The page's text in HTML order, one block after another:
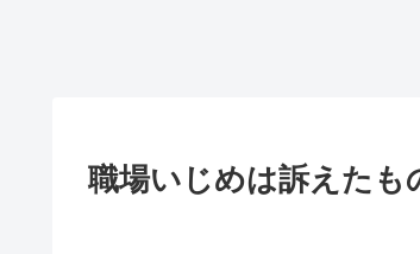
職場いじめは訴えたも